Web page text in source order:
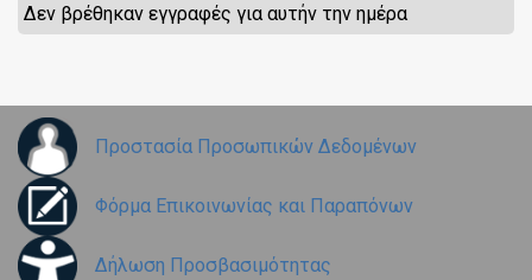
Δεν βρέθηκαν εγγραφές για αυτήν την ημέρα
Προστασία Προσωπικών Δεδομένων
Φόρμα Επικοινωνίας και Παραπόνων
Δήλωση Προσβασιμότητας